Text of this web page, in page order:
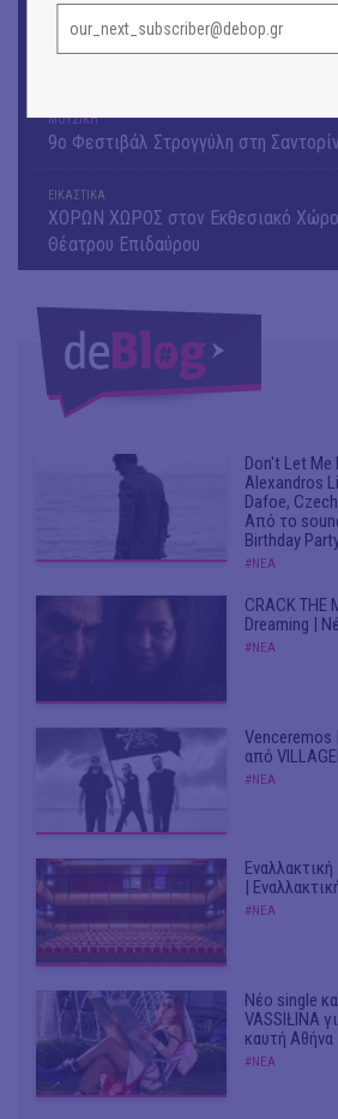
«Μήδεια» του Ευριπίδη | Σκην.:
ΜΟΥΣΙΚΗ
9o Φεστιβάλ Στρογγύλη στη
ΕΙΚΑΣΤΙΚΑ
ΧΟΡΩΝ ΧΩΡΟΣ στον Εκθεσιακό Χώρο
Θέατρου Επιδαύρου
Don't Let
Alexandros
Dafoe,
Από το
Birthday
#ΝΕΑ
CRACK THE
Dreaming |
#ΝΕΑ
Venceremos
από
#ΝΕΑ
|
#ΝΕΑ
Νέο single
VASSIŁINA
καυτή Αθήνα
#ΝΕΑ